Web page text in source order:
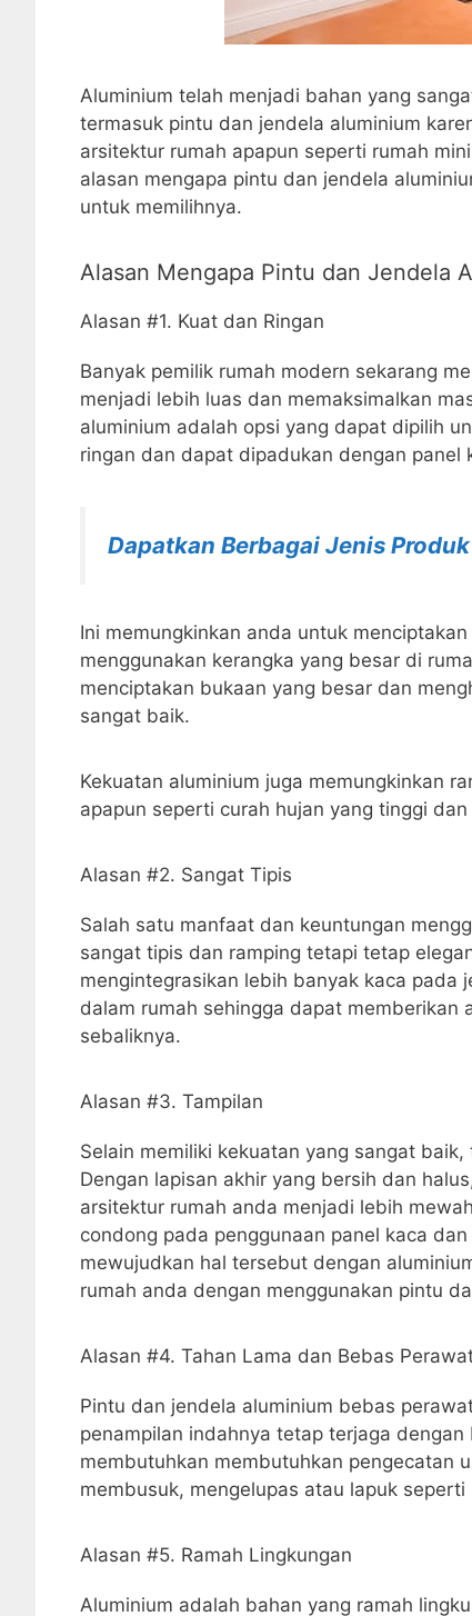
Aluminium telah menjadi bahan yang
termasuk pintu dan jendela aluminium
arsitektur rumah apapun seperti rumah
alasan mengapa pintu dan jendela
untuk memilihnya.
Alasan Mengapa Pintu dan Jendela
Alasan #1. Kuat dan Ringan
Banyak pemilik rumah modern sekarang
menjadi lebih luas dan memaksimalkan
aluminium adalah opsi yang dapat dipilih
ringan dan dapat dipadukan dengan
Dapatkan Berbagai Jenis
Ini memungkinkan anda untuk
menggunakan kerangka yang besar di
menciptakan bukaan yang besar dan
sangat baik.
Kekuatan aluminium juga memungkinkan
apapun seperti curah hujan yang tinggi
Alasan #2. Sangat Tipis
Salah satu manfaat dan keuntungan
sangat tipis dan ramping tetapi tetap
mengintegrasikan lebih banyak kaca pada
dalam rumah sehingga dapat
sebaliknya.
Alasan #3. Tampilan
Selain memiliki kekuatan yang sangat
Dengan lapisan akhir yang bersih dan
arsitektur rumah anda menjadi lebih
condong pada penggunaan panel kaca
mewujudkan hal tersebut dengan
rumah anda dengan menggunakan pintu
Alasan #4. Tahan Lama dan Bebas
Pintu dan jendela aluminium bebas
penampilan indahnya tetap terjaga
membutuhkan membutuhkan pengecatan
membusuk, mengelupas atau lapuk
Alasan #5. Ramah Lingkungan
Aluminium adalah bahan yang ramah